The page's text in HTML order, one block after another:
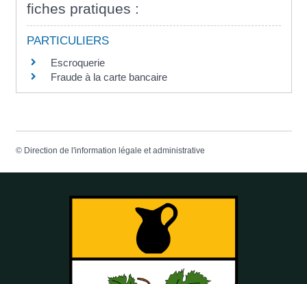
fiches pratiques :
PARTICULIERS
Escroquerie
Fraude à la carte bancaire
© Direction de l'information légale et administrative